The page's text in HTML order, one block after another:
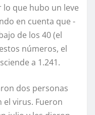
que hubo un leve
en cuenta que -
de los 40 (el
números, el
a 1.241.
dos personas
virus. Fueron